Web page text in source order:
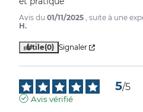
Avis du01/11/2025 , suite à une
H.
Utile(0) Signaler
5/5
Avis vérifié